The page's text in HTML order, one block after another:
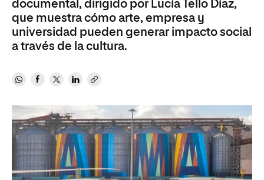
documental, dirigido por Lucía Tello Díaz,
que muestra cómo arte, empresa y
universidad pueden generar impacto social
a través de la cultura.